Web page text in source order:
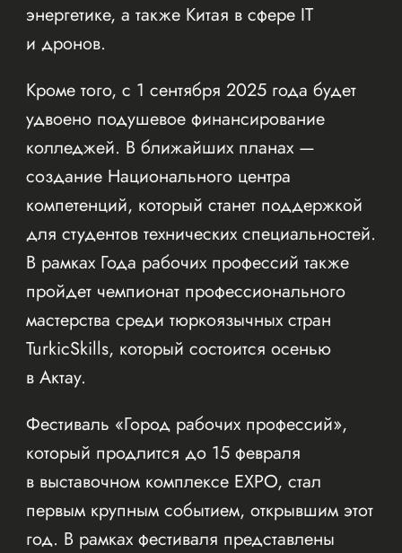
энергетике, а также Китая в сфере IT
и дронов.
Кроме того, с 1 сентября 2025 года будет
удвоено подушевое финансирование
колледжей. В ближайших планах —
создание Национального центра
компетенций, который станет поддержкой
для студентов технических специальностей.
В рамках Года рабочих профессий также
пройдет чемпионат профессионального
мастерства среди тюркоязычных стран
TurkicSkills, который состоится осенью
в Актау.
Фестиваль «Город рабочих профессий»,
который продлится до 15 февраля
в выставочном комплексе EXPO, стал
первым крупным событием, открывшим этот
год. В рамках фестиваля представлены